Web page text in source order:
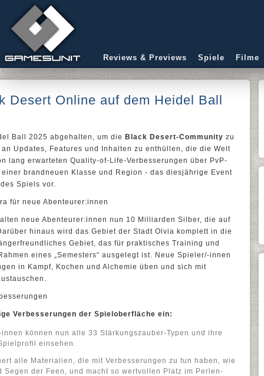
Reviews & Previews Spiele Filme
Desert Online auf dem Heidel Ball
Ball 2025 abgehalten, um die Black Desert-Community zu
Updates, Features und Inhalten zu enthüllen, die die Welt
lang erwarteten Quality-of-Life-Verbesserungen über PvP-
brandneuen Klasse und Region - das diesjährige Event
Spiels vor.
für neue Abenteurer:innen
neue Abenteurer:innen nun 10 Milliarden Silber, die auf
hinaus wird das Gebiet der Stadt Olvia komplett in die
Gebiet, das für praktisches Training und
eines „Semesters“ ausgelegt ist. Neue Spieler/-innen
in Kampf, Kochen und Alchemie üben und sich mit
Verbesserungen der Spieloberfläche ein:
können nun alle 33 Stärkungszauber-Typen und ihre
einsehen.
alle Materialien, die mit Verbesserungen zu tun haben, wie
Segen der Feen, und macht so wertvollen Platz im Perlen-